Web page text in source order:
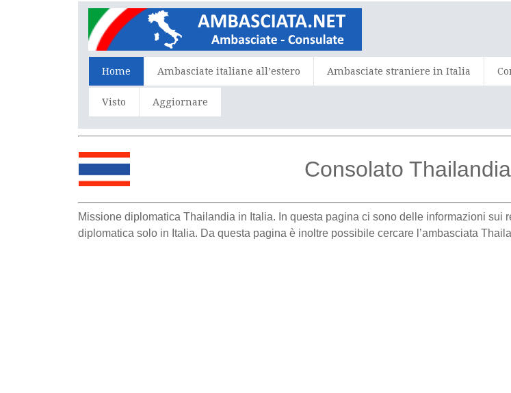
Home Ambasciate italiane all’estero Ambasciate straniere in Italia
Visto Aggiornare
Consolato
Missione diplomatica Thailandia in Italia. In questa pagina ci sono delle informazioni
diplomatica solo in Italia. Da questa pagina è inoltre possibile cercare l’ambasciata